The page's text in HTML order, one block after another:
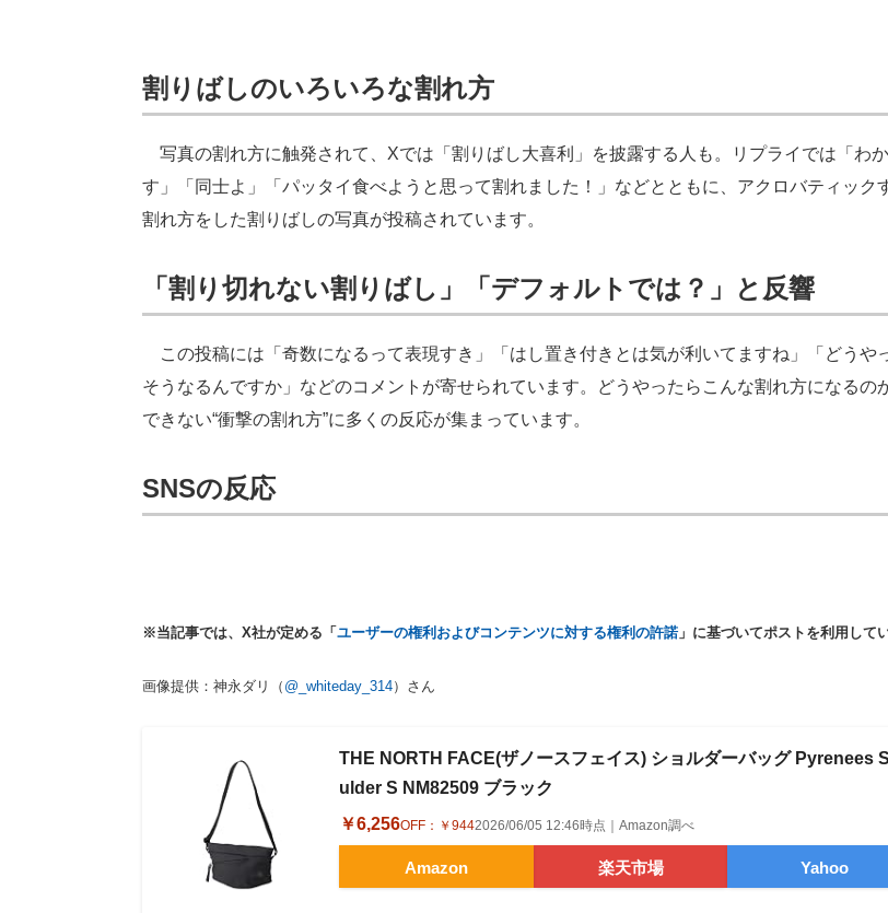
割りばしのいろいろな割れ方
写真の割れ方に触発されて、Xでは「割りばし大喜利」を披露する人も。リプライでは「わ
す」「同士よ」「パッタイ食べようと思って割れました！」などとともに、アクロバティック
割れ方をした割りばしの写真が投稿されています。
「割り切れない割りばし」「デフォルトでは？」と反響
この投稿には「奇数になるって表現すき」「はし置き付きとは気が利いてますね」「どうや
そうなるんですか」などのコメントが寄せられています。どうやったらこんな割れ方になるの
できない“衝撃の割れ方”に多くの反応が集まっています。
SNSの反応
※当記事では、X社が定める「 ユーザーの権利およびコンテンツに対する権利の許諾」に基づいてポストを利用してい
画像提供：神永ダリ（ @_whiteday_314）さん
THE NORTH FACE(ザノースフェイス) ショルダーバッグ Pyrenees
ulder S NM82509 ブラック
￥6,256OFF： ￥9442026/06/05 12:46時点｜Amazon調べ
Amazon 楽天市場 Yahoo